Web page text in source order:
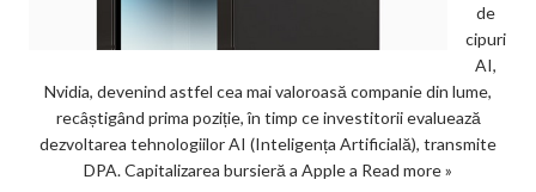
de
cipuri
AI,
Nvidia, devenind astfel cea mai valoroasă companie din lume,
recâștigând prima poziție, în timp ce investitorii evaluează
dezvoltarea tehnologiilor AI (Inteligența Artificială), transmite
DPA. Capitalizarea bursieră a Apple a Read more »